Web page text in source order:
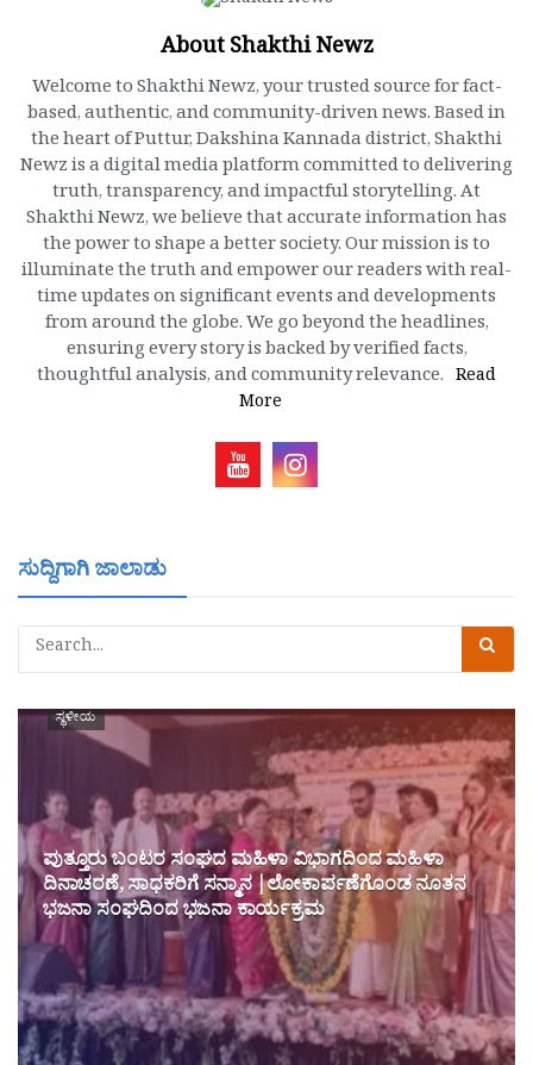
About Shakthi Newz
Welcome to Shakthi Newz, your trusted source for fact-
based, authentic, and community-driven news. Based in
the heart of Puttur, Dakshina Kannada district, Shakthi
Newz is a digital media platform committed to delivering
truth, transparency, and impactful storytelling. At
Shakthi Newz, we believe that accurate information has
the power to shape a better society. Our mission is to
illuminate the truth and empower our readers with real-
time updates on significant events and developments
from around the globe. We go beyond the headlines,
ensuring every story is backed by verified facts,
thoughtful analysis, and community relevance. Read
More
ಸುದ್ದಿಗಾಗಿ ಜಾಲಾಡು
ಸ್ಥಳೀಯ
ಪುತ್ತೂರು ಬಂಟರ ಸಂಘದ ಮಹಿಳಾ ವಿಭಾಗದಿಂದ ಮಹಿಳಾ
ದಿನಾಚರಣೆ, ಸಾಧಕರಿಗೆ ಸನ್ಮಾನ |ಲೋಕಾರ್ಪಣೆಗೊಂಡ ನೂತನ
ಭಜನಾ ಸಂಘದಿಂದ ಭಜನಾ ಕಾರ್ಯಕ್ರಮ